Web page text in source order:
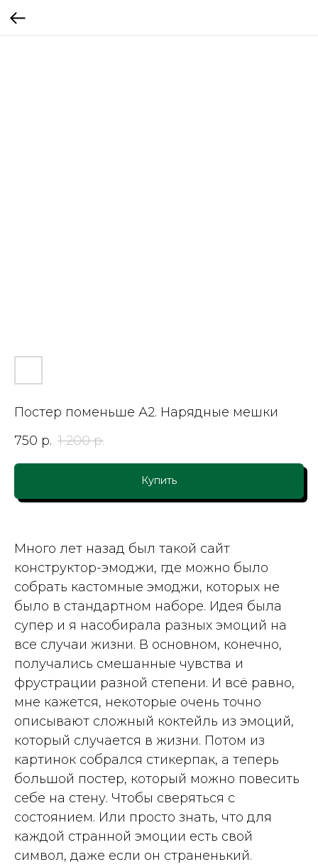
Постер поменьше А2. Нарядные мешки
750 р. 1 200 р.
Купить
Много лет назад был такой сайт
конструктор-эмоджи, где можно было
собрать кастомные эмоджи, которых не
было в стандартном наборе. Идея была
супер и я насобирала разных эмоций на
все случаи жизни. В основном, конечно,
получались смешанные чувства и
фрустрации разной степени. И всё равно,
мне кажется, некоторые очень точно
описывают сложный коктейль из эмоций,
который случается в жизни. Потом из
картинок собрался стикерпак, а теперь
большой постер, который можно повесить
себе на стену. Чтобы сверяться с
состоянием. Или просто знать, что для
каждой странной эмоции есть свой
символ, даже если он страненький.